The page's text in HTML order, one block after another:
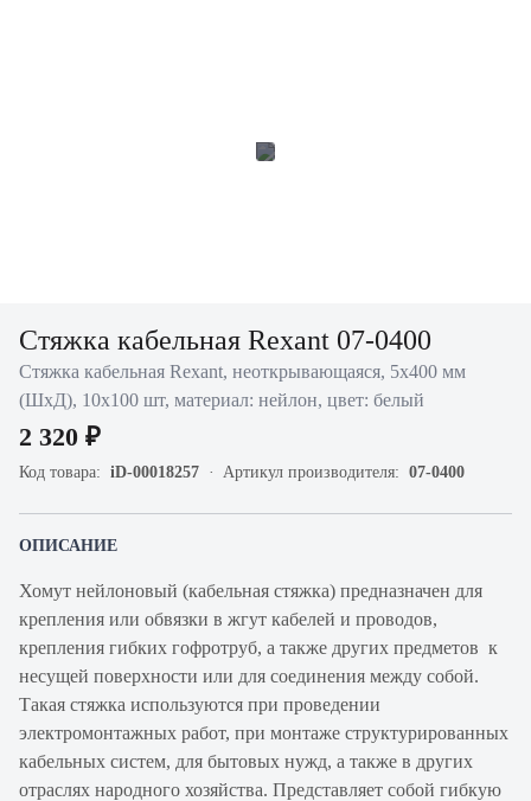
Стяжка кабельная Rexant 07-0400
Стяжка кабельная Rexant, неоткрывающаяся, 5х400 мм
(ШхД), 10х100 шт, материал: нейлон, цвет: белый
2 320 ₽
Код товара: iD-00018257 Артикул производителя: 07-0400
ОПИСАНИЕ
Хомут нейлоновый (кабельная стяжка) предназначен для
крепления или обвязки в жгут кабелей и проводов,
крепления гибких гофротруб, а также других предметов к
несущей поверхности или для соединения между собой.
Такая стяжка используются при проведении
электромонтажных работ, при монтаже структурированных
кабельных систем, для бытовых нужд, а также в других
отраслях народного хозяйства. Представляет собой гибкую